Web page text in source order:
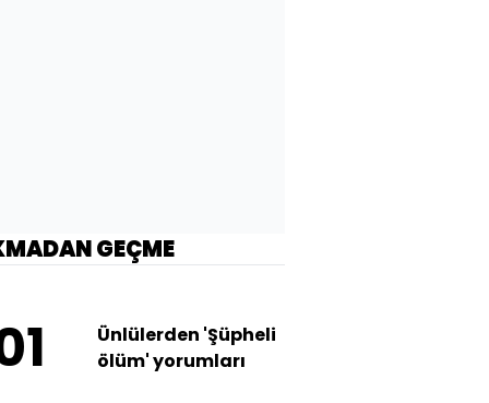
GEÇME
Ünlülerden 'Şüpheli
ölüm' yorumları